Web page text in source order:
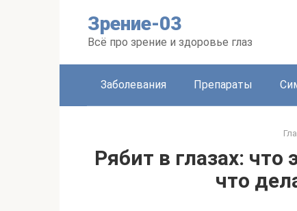
Зрение-03
Всё про зрение и здоровье глаз
Заболевания Препараты
Рябит в глазах:
что